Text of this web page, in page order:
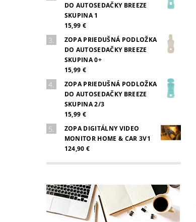
DO AUTOSEDAČKY BREEZE
SKUPINA 1
15,99 €
ZOPA PRIEDUŠNÁ PODLOŽKA
DO AUTOSEDAČKY BREEZE
SKUPINA 0+
15,99 €
ZOPA PRIEDUŠNÁ PODLOŽKA
DO AUTOSEDAČKY BREEZE
SKUPINA 2/3
15,99 €
ZOPA DIGITÁLNY VIDEO
MONITOR HOME & CAR 3V1
124,90 €